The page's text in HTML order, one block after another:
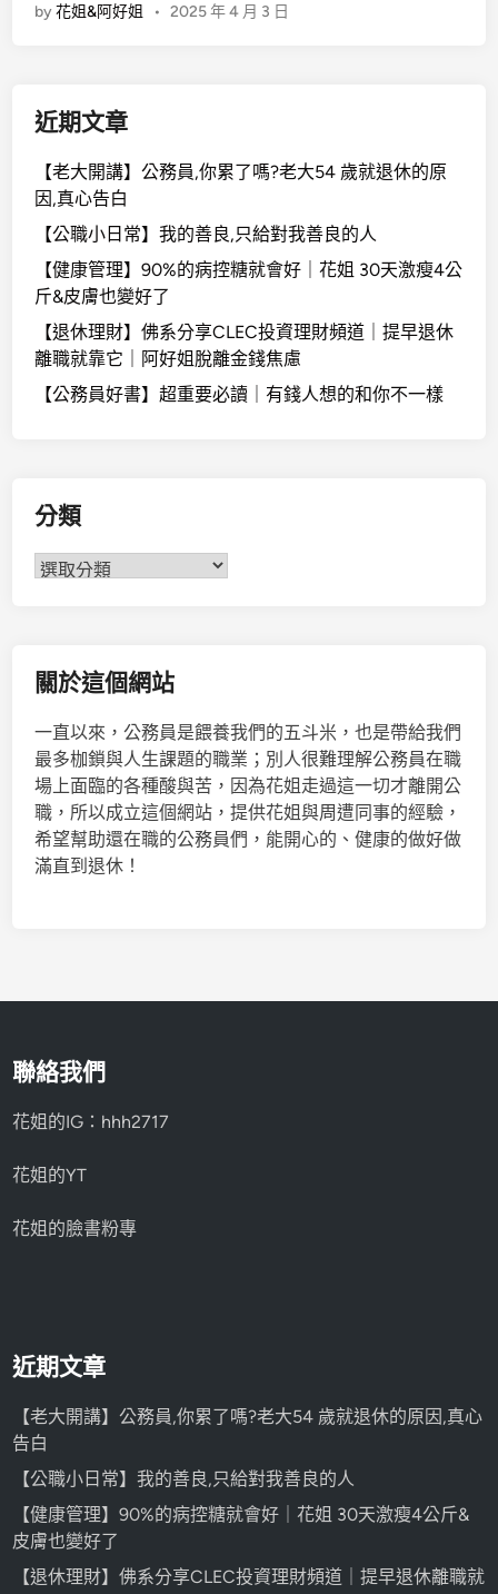
by花姐&阿好姐 • 2025 年 4 月 3 日
近期文章
【老大開講】公務員,你累了嗎?老大54 歲就退休的原
因,真心告白
【公職小日常】我的善良,只給對我善良的人
【健康管理】90%的病控糖就會好｜花姐 30天激瘦4公
斤&皮膚也變好了
【退休理財】佛系分享CLEC投資理財頻道｜提早退休
離職就靠它｜阿好姐脫離金錢焦慮
【公務員好書】超重要必讀｜有錢人想的和你不一樣
分類
分
關於這個網站
一直以來，公務員是餵養我們的五斗米，也是帶給我們
最多枷鎖與人生課題的職業；別人很難理解公務員在職
場上面臨的各種酸與苦，因為花姐走過這一切才離開公
職，所以成立這個網站，提供花姐與周遭同事的經驗，
希望幫助還在職的公務員們，能開心的、健康的做好做
滿直到退休！
聯絡我們
花姐的IG：hhh2717
花姐的YT
花姐的臉書粉專
近期文章
【老大開講】公務員,你累了嗎?老大54 歲就退休的原因,真心
告白
【公職小日常】我的善良,只給對我善良的人
【健康管理】90%的病控糖就會好｜花姐 30天激瘦4公斤&
皮膚也變好了
【退休理財】佛系分享CLEC投資理財頻道｜提早退休離職就